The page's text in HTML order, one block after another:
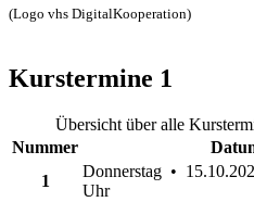
(Logo vhs DigitalKooperation)
Kurstermine 1
Übersicht über alle
Nummer
1
Donnerstag •
Uhr